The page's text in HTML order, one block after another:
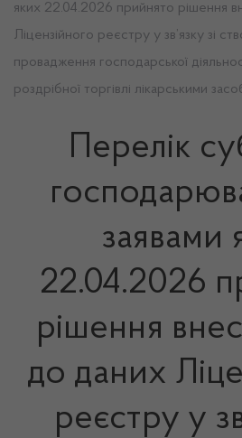
яких 22.04.2026 прийнято рішення
Ліцензійного реєстру у зв’язку зі
провадження господарської
роздрібної торгівлі лікарськими
Перелік
заявами
22.04.2026
рішення
до даних
реєстру у